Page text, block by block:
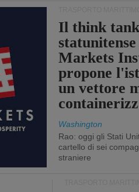
Il think
Markets
propone
un vettore
Washington
Rao: oggi gli Stati
cartello di sei
straniere